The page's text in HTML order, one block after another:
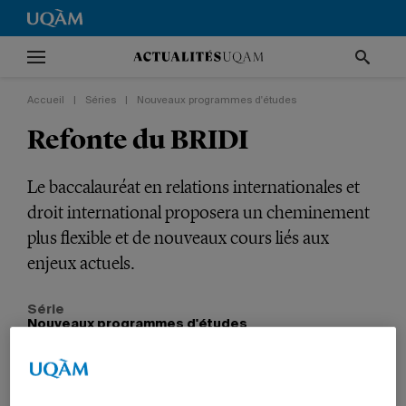
Accueil Séries Nouveaux programmes d'études
Refonte du BRIDI
Le baccalauréat en relations internationales et
droit international proposera un cheminement
plus flexible et de nouveaux cours liés aux
enjeux actuels.
Série
Nouveaux programmes d'études
POLITIQUE ET DROIT